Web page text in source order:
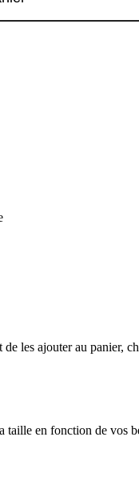
les ajouter au panier,
taille en fonction de vos